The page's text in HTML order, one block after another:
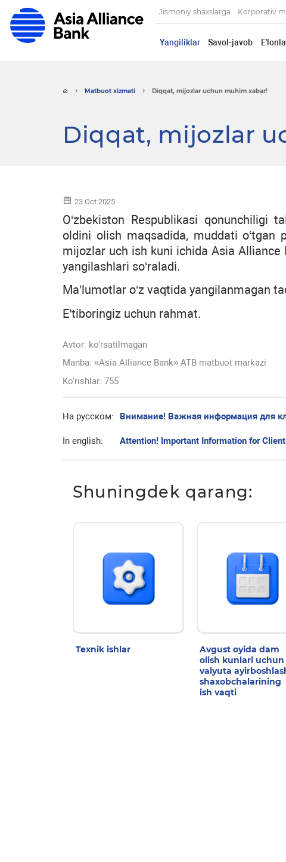
Jismoniy shaxslarga Korporativ
Yangiliklar Savol-javob
Matbuot xizmati Diqqat, mijozlar uchun muhim xabar!
Diqqat, mijozlar
23 Oct 2025
O‘zbekiston Respublikasi qonunchiligi
oldini olish maqsadida, muddati o‘tgan
mijozlar uch ish kuni ichida Asia Alliance
yangilashlari so‘raladi.
Ma’lumotlar o‘z vaqtida yangilanmagan
E’tiboringiz uchun rahmat.
Avtor: ko'rsatilmagan
Manba: «Asia Alliance Bank» ATB matbuot markazi
Ko'rishlar: 755
На русском: Внимание! Важная информация для
In english: Attention! Important Information for
Shuningdek qarang:
Texnik ishlar
Avgust oyida dam
olish kunlari uchun
valyuta
shaxobchalarining
ish vaqti